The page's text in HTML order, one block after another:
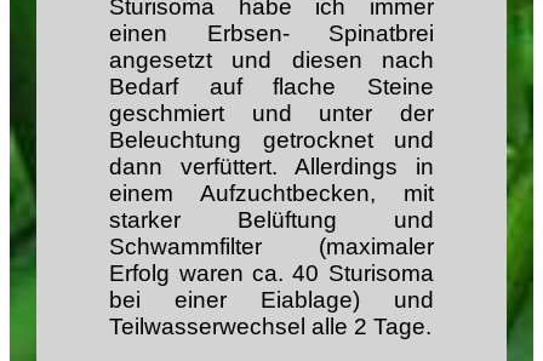
Sturisoma habe ich immer
einen Erbsen- Spinatbrei
angesetzt und diesen nach
Bedarf auf flache Steine
geschmiert und unter der
Beleuchtung getrocknet und
dann verfüttert. Allerdings in
einem Aufzuchtbecken, mit
starker Belüftung und
Schwammfilter (maximaler
Erfolg waren ca. 40 Sturisoma
bei einer Eiablage) und
Teilwasserwechsel alle 2 Tage.